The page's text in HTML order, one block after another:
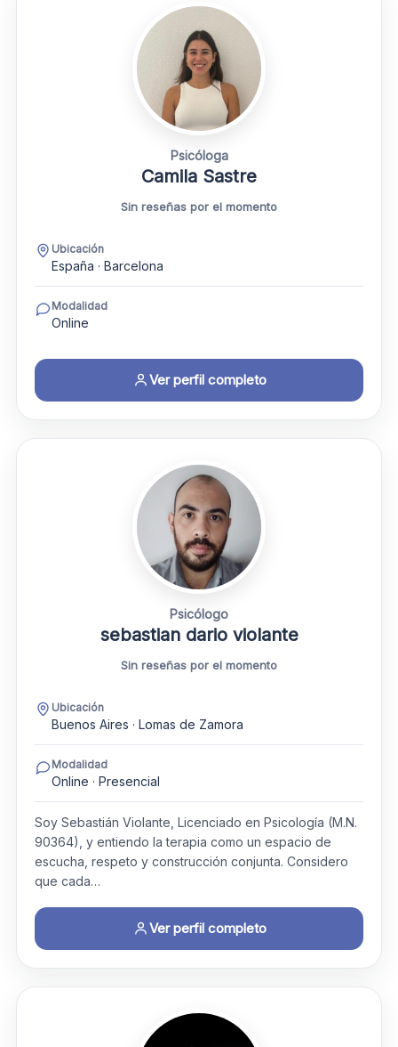
Psicóloga
Camila Sastre
Sin reseñas por el momento
Ubicación
España · Barcelona
Modalidad
Online
Ver perfil completo
Psicólogo
sebastian dario violante
Sin reseñas por el momento
Ubicación
Buenos Aires · Lomas de Zamora
Modalidad
Online · Presencial
Soy Sebastián Violante, Licenciado en Psicología (M.N.
90364), y entiendo la terapia como un espacio de
escucha, respeto y construcción conjunta. Considero
que cada…
Ver perfil completo